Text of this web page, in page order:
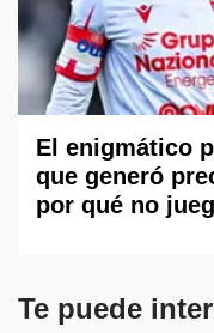
El enigmático
que generó
por qué no
Te puede